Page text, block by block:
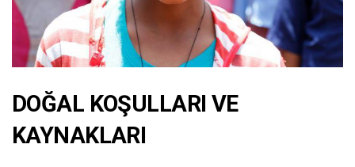
DOĞAL KOŞULLARI VE
KAYNAKLARI